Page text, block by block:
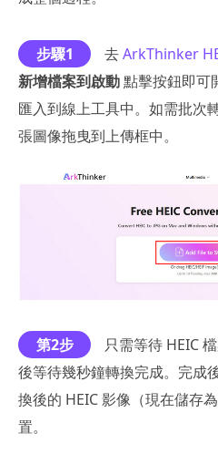
步驟1 去ArkThinker
新增檔案到啟動點擊按鈕即可
匯入到線上工具中。如需批次
張圖像拖曳到上傳框中。
第2步
只需等待 HEIC
後等待幾秒鐘轉換完成。完成
換後的 HEIC 影像（現在儲存
置。